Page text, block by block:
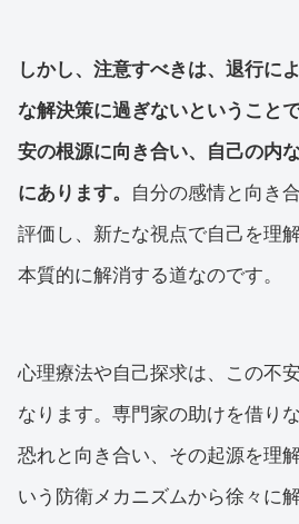
しかし、注意すべきは、退行に
な解決策に過ぎないということ
安の根源に向き合い、自己の内
にあります。
自分の感情と向き
評価し、新たな視点で自己を理
本質的に解消する道なのです。
心理療法や自己探求は、この不
なります。専門家の助けを借り
恐れと向き合い、その起源を理
いう防衛メカニズムから徐々に